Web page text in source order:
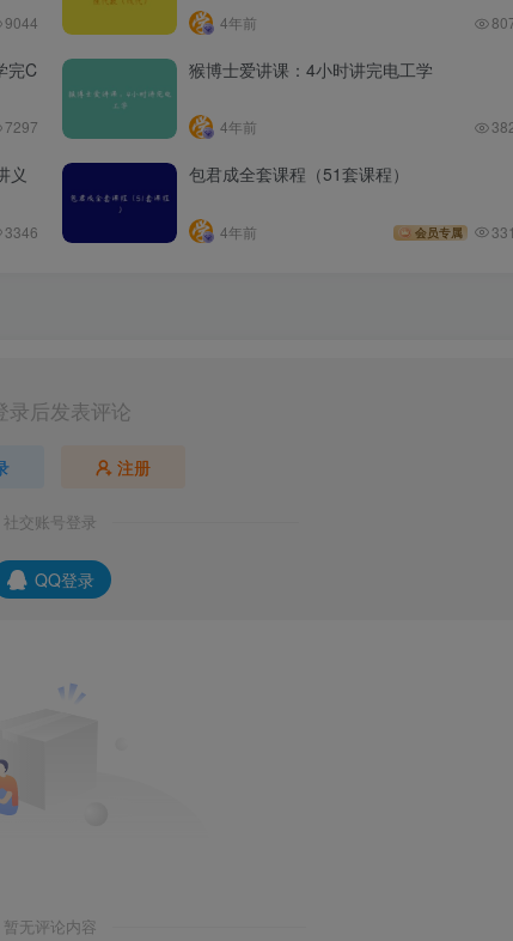
9044 4年前
完C
7297
猴博士爱讲课：4小时讲完电工学
4年前
义
3346
包君成全套课程（51套课程）
4年前 会员专属
录后发表评论
注册
社交账号登录
QQ登录
暂无评论内容